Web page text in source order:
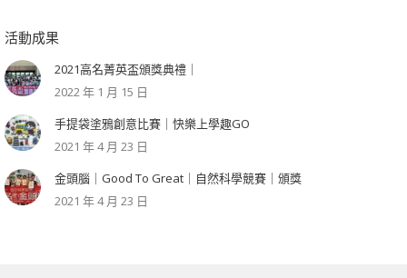
活動成果
2021高名菁英盃頒獎典禮｜
2022 年 1 月 15 日
手提袋塗鴉創意比賽｜快樂上學趣GO
2021 年 4 月 23 日
金頭腦｜Good To Great｜自然科學競賽｜頒獎
2021 年 4 月 23 日